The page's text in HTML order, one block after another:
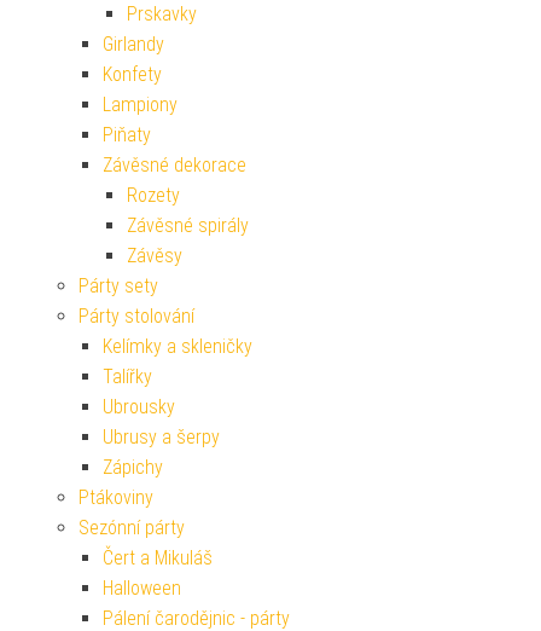
Prskavky
Girlandy
Konfety
Lampiony
Piňaty
Závěsné dekorace
Rozety
Závěsné spirály
Závěsy
Párty sety
Párty stolování
Kelímky a skleničky
Talířky
Ubrousky
Ubrusy a šerpy
Zápichy
Ptákoviny
Sezónní párty
Čert a Mikuláš
Halloween
Pálení čarodějnic - párty